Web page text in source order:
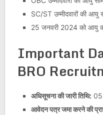
SC/ST उम्मीदवारों की आयु
25 जनवरी 2024 को आयु
Important
BRO
अधिसूचना की जारी तिथि:05
आवेदन पत्र जमा करने की